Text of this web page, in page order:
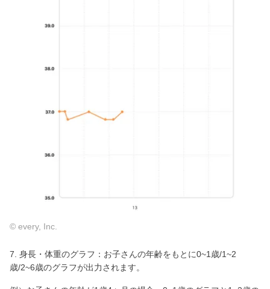
© every, Inc.
7. 身長・体重のグラフ：お子さんの年齢をもとに0~1歳/1~2
歳/2~6歳のグラフが出力されます。